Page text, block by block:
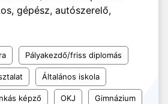
gépész, autószerelő,
Pályakezdő/friss diplomás
Általános iskola
képző OKJ Gimnázium